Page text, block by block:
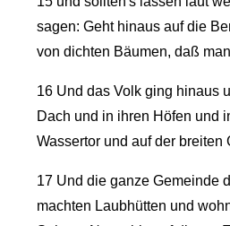
sagen: Geht hinaus auf die
von dichten Bäumen, daß
16Und das Volk ging hinaus
Dach und in ihren Höfen und
Wassertor und auf der breiten
17Und die ganze Gemeinde
machten Laubhütten und